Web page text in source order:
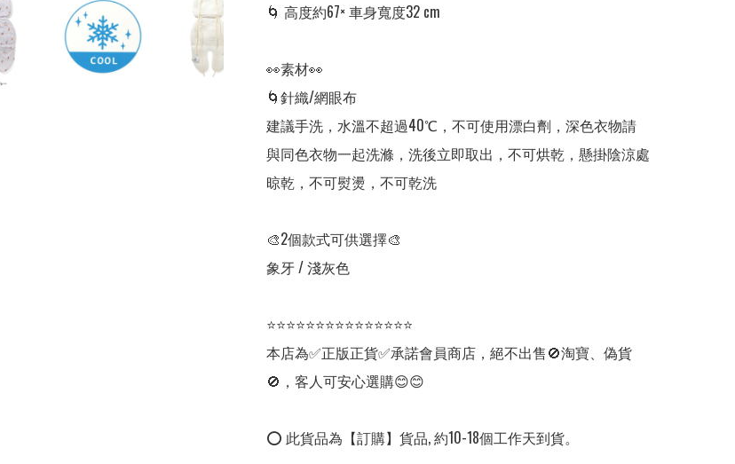
🌀 高度約67× 車身寬度32 cm
👀素材👀
🌀針織/網眼布
建議手洗，水溫不超過40℃，不可使用漂白劑，深色衣物請
與同色衣物一起洗滌，洗後立即取出，不可烘乾，懸掛陰涼處
晾乾，不可熨燙，不可乾洗
🎨2個款式可供選擇🎨
象牙 / 淺灰色
⭐⭐⭐⭐⭐⭐⭐⭐⭐⭐⭐⭐⭐⭐⭐
本店為✅正版正貨✅承諾會員商店，絕不出售🚫淘寶、偽貨
🚫，客人可安心選購😊😊
⭕ 此貨品為【訂購】貨品, 約10-18個工作天到貨。